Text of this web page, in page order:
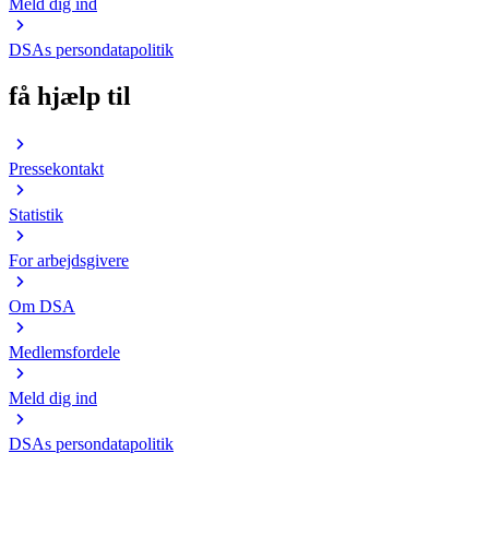
Meld dig ind
DSAs persondatapolitik
få hjælp til
Pressekontakt
Statistik
For arbejdsgivere
Om DSA
Medlemsfordele
Meld dig ind
DSAs persondatapolitik